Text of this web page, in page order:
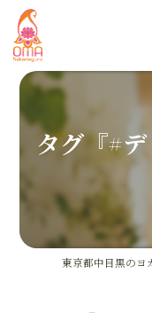
タグ『#
東京都中目黒の